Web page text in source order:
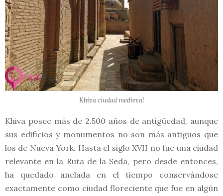
Khiva ciudad medieval
Khiva posee más de 2.500 años de antigüedad, aunque
sus edificios y monumentos no son más antiguos que
los de Nueva York. Hasta el siglo XVII no fue una ciudad
relevante en la Ruta de la Seda, pero desde entonces,
ha quedado anclada en el tiempo conservándose
exactamente como ciudad floreciente que fue en algún